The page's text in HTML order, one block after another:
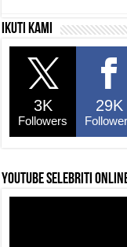
c
e
b
o
o
k
s
p
Ikuti kami
3K
Followers
29K
YouTube selebriti